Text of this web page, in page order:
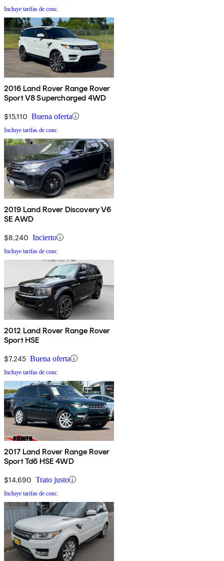
Incluye tarifas de conc.
2016 Land Rover Range Rover
Sport V8 Supercharged 4WD
$15,110 Buena oferta
Incluye tarifas de conc.
2019 Land Rover Discovery V6
SE AWD
$8,240 Incierto
Incluye tarifas de conc.
2012 Land Rover Range Rover
Sport HSE
$7,245 Buena oferta
Incluye tarifas de conc.
2017 Land Rover Range Rover
Sport Td6 HSE 4WD
$14,690 Trato justo
Incluye tarifas de conc.